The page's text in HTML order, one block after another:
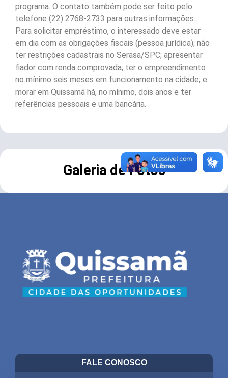
programa. O contato também pode ser feito pelo
telefone (22) 2768-2733 para outras informações.
Para solicitar empréstimo, o interessado deve estar
em dia com as obrigações fiscais (pessoa jurídica); não
ter restrições cadastrais no Serasa/SPC; apresentar
fiador com renda comprovada; ter o empreendimento
no mínimo seis meses em funcionamento na cidade; e
morar em Quissamã há, no mínimo, dois anos e ter
referências pessoais e uma bancária.
Galeria de Fotos
FALE CONOSCO